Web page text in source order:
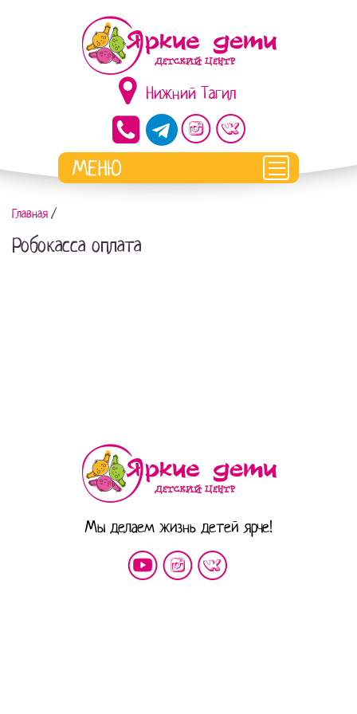
Нижний Тагил
Главная /
Робокасса оплата
Мы делаем жизнь детей ярче!